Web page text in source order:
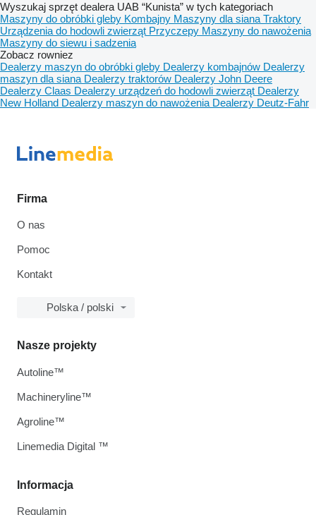
Wyszukaj sprzęt dealera UAB “Kunista” w tych kategoriach
Maszyny do obróbki gleby Kombajny Maszyny dla siana Traktory
Urządzenia do hodowli zwierząt Przyczepy Maszyny do nawożenia
Maszyny do siewu i sadzenia
Zobacz rowniez
Dealerzy maszyn do obróbki gleby Dealerzy kombajnów Dealerzy
maszyn dla siana Dealerzy traktorów Dealerzy John Deere
Dealerzy Claas Dealerzy urządzeń do hodowli zwierząt Dealerzy
New Holland Dealerzy maszyn do nawożenia Dealerzy Deutz-Fahr
Firma
O nas
Pomoc
Kontakt
Polska / polski
Informacja
Regulamin
Nasze projekty
Autoline™
Machineryline™
Agroline™
Linemedia Digital ™